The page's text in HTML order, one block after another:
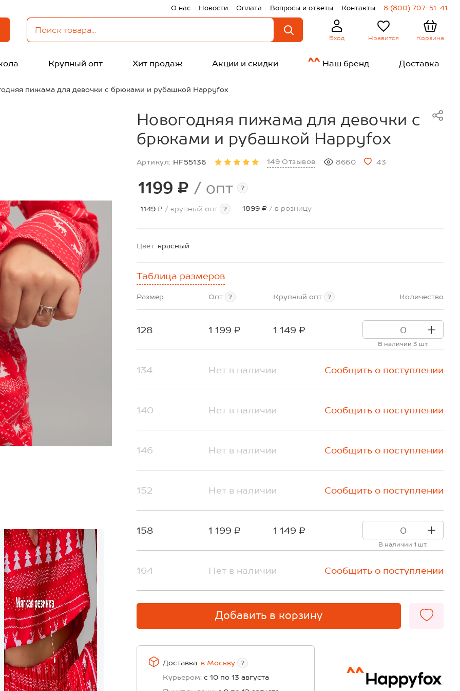
О нас Новости Оплата Вопросы и ответы Контакты 8 (800) 707-51-41
Вход Нравится Корзина
Крупный опт Хит продаж Акции и скидки Наш бренд Доставка
пижама для девочки с брюками и рубашкой Happyfox
Новогодняя пижама для девочки с
брюками и рубашкой Happyfox
Артикул: HF55136 149 Отзывов 8660 43
1199 ₽ / опт ?
1149 ₽ / крупный опт ? 1899 ₽ / в розницу
Цвет: красный
Таблица размеров
Размер Опт ? Крупный опт ? Количество
128 1 199 ₽ 1 149 ₽
В наличии 3 шт.
134 Нет в наличии Сообщить о поступлении
140 Нет в наличии Сообщить о поступлении
146 Нет в наличии Сообщить о поступлении
152 Нет в наличии Сообщить о поступлении
158 1 199 ₽ 1 149 ₽
В наличии 1 шт.
164 Нет в наличии Сообщить о поступлении
Добавить в корзину
Доставка: в Москву ?
Курьером: с 10 по 13 августа